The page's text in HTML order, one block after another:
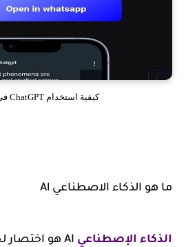
كيفية استخدام ChatGPT في واتساب
ما هو الذكاء الاصطناعي Al
الذكاء الإصطناعي